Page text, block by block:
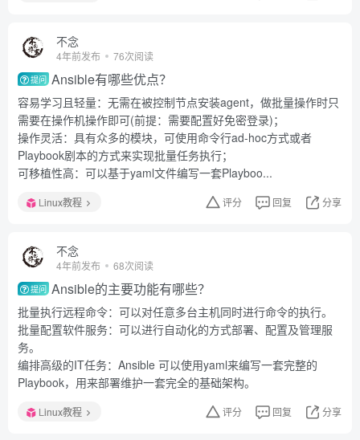
不念
4年前发布 76次阅读
提问 Ansible有哪些优点？
容易学习且轻量：无需在被控制节点安装agent，做批量操作时只
需要在操作机操作即可(前提：需要配置好免密登录)；
操作灵活：具有众多的模块，可使用命令行ad-hoc方式或者
Playbook剧本的方式来实现批量任务执行；
可移植性高：可以基于yaml文件编写一套Playboo...
Linux教程 评分 回复 分享
不念
4年前发布 68次阅读
提问 Ansible的主要功能有哪些？
批量执行远程命令：可以对任意多台主机同时进行命令的执行。
批量配置软件服务：可以进行自动化的方式部署、配置及管理服
务。
编排高级的IT任务：Ansible 可以使用yaml来编写一套完整的
Playbook，用来部署维护一套完全的基础架构。
Linux教程 评分 回复 分享